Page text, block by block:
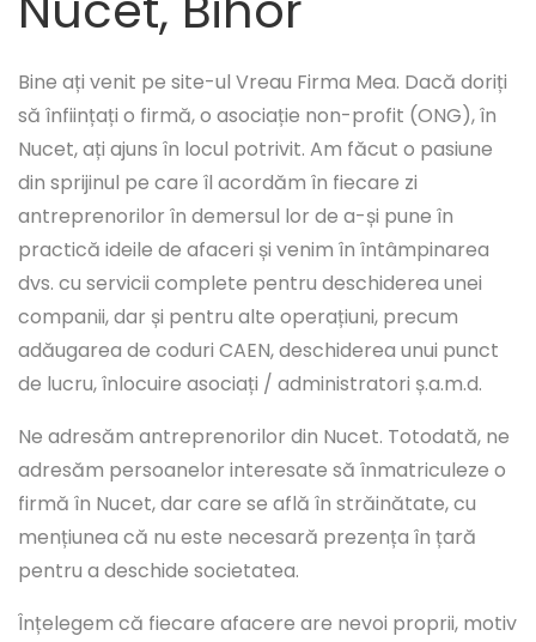
Bine ați venit pe site-ul Vreau Firma Mea. Dacă doriți
să înființați o firmă, o asociație non-profit (ONG), în
Nucet, ați ajuns în locul potrivit. Am făcut o pasiune
din sprijinul pe care îl acordăm în fiecare zi
antreprenorilor în demersul lor de a-și pune în
practică ideile de afaceri și venim în întâmpinarea
dvs. cu servicii complete pentru deschiderea unei
companii, dar și pentru alte operațiuni, precum
adăugarea de coduri CAEN, deschiderea unui punct
de lucru, înlocuire asociați / administratori ș.a.m.d.
Ne adresăm antreprenorilor din Nucet. Totodată, ne
adresăm persoanelor interesate să înmatriculeze o
firmă în Nucet, dar care se află în străinătate, cu
mențiunea că nu este necesară prezența în țară
pentru a deschide societatea.
Înțelegem că fiecare afacere are nevoi proprii, motiv